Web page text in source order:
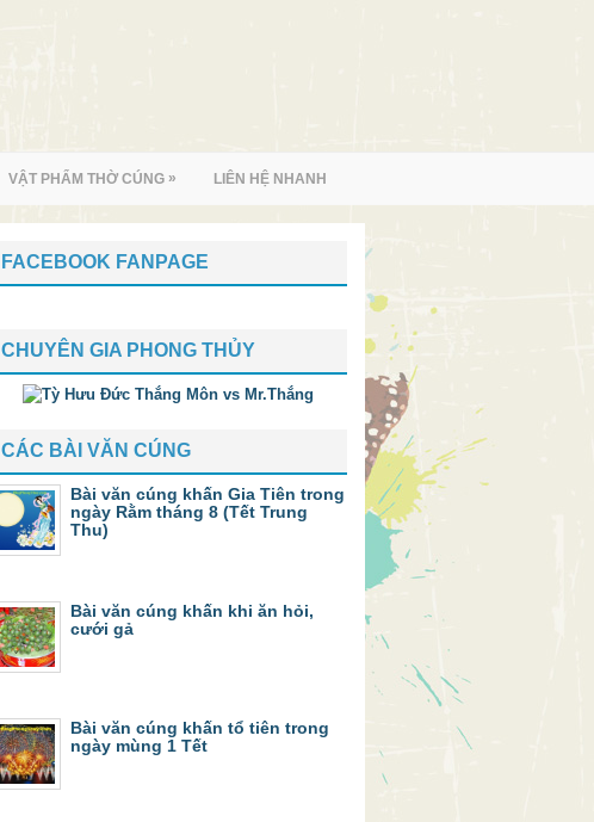
VẬT PHẨM THỜ CÚNG » LIÊN HỆ NHANH
FACEBOOK FANPAGE
CHUYÊN GIA PHONG THỦY
CÁC BÀI VĂN CÚNG
Bài văn cúng khấn Gia Tiên trong
ngày Rằm tháng 8 (Tết Trung
Thu)
Bài văn cúng khấn khi ăn hỏi,
cưới gả
Bài văn cúng khấn tổ tiên trong
ngày mùng 1 Tết